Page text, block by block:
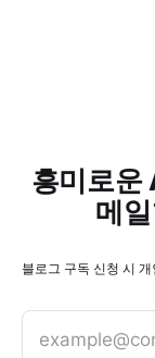
흥미로운
메
블로그 구독 신청 시